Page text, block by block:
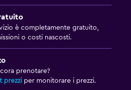
è completamente gratuito,
o costi nascosti.
prenotare?
prezzi per monitorare i prezzi.